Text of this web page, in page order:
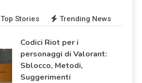
Top Stories Trending News
Codici Riot per i
personaggi di Valorant:
Sblocco, Metodi,
Suggerimenti